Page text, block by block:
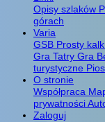
Opisy szlaków
górach
Varia
GSB Prosty
Gra Tatry Gra
turystyczne
O stronie
Współpraca
prywatności
Zaloguj